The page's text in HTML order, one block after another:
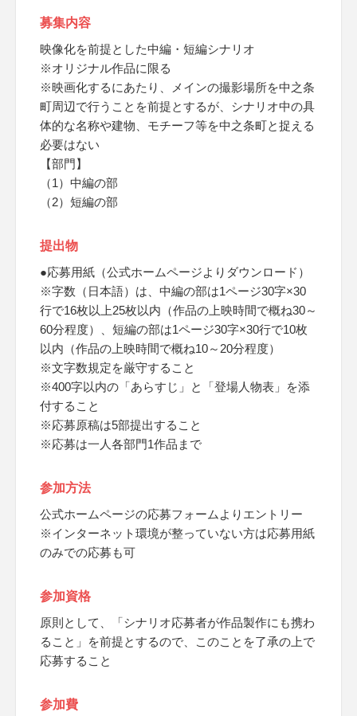
募集内容
映像化を前提とした中編・短編シナリオ
※オリジナル作品に限る
※映画化するにあたり、メインの撮影場所を中之条
町周辺で行うことを前提とするが、シナリオ中の具
体的な名称や建物、モチーフ等を中之条町と捉える
必要はない
【部門】
（1）中編の部
（2）短編の部
提出物
●応募用紙（公式ホームページよりダウンロード）
※字数（日本語）は、中編の部は1ページ30字×30
行で16枚以上25枚以内（作品の上映時間で概ね30～
60分程度）、短編の部は1ページ30字×30行で10枚
以内（作品の上映時間で概ね10～20分程度）
※文字数規定を厳守すること
※400字以内の「あらすじ」と「登場人物表」を添
付すること
※応募原稿は5部提出すること
※応募は一人各部門1作品まで
参加方法
公式ホームページの応募フォームよりエントリー
※インターネット環境が整っていない方は応募用紙
のみでの応募も可
参加資格
原則として、「シナリオ応募者が作品製作にも携わ
ること」を前提とするので、このことを了承の上で
応募すること
参加費